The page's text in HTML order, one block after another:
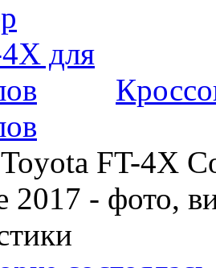
FT-4X
2017 - фото,